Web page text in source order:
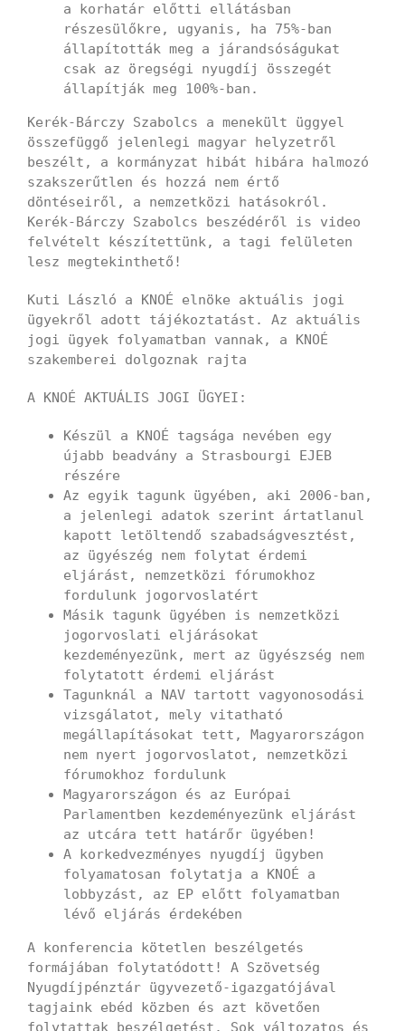
a korhatár előtti ellátásban
részesülőkre, ugyanis, ha 75%-ban
állapították meg a járandsóságukat
csak az öregségi nyugdíj összegét
állapítják meg 100%-ban.
Kerék-Bárczy Szabolcs a menekült üggyel
összefüggő jelenlegi magyar helyzetről
beszélt, a kormányzat hibát hibára halmozó
szakszerűtlen és hozzá nem értő
döntéseiről, a nemzetközi hatásokról.
Kerék-Bárczy Szabolcs beszédéről is video
felvételt készítettünk, a tagi felületen
lesz megtekinthető!
Kuti László a KNOÉ elnöke aktuális jogi
ügyekről adott tájékoztatást. Az aktuális
jogi ügyek folyamatban vannak, a KNOÉ
szakemberei dolgoznak rajta
A KNOÉ AKTUÁLIS JOGI ÜGYEI:
Készül a KNOÉ tagsága nevében egy
újabb beadvány a Strasbourgi EJEB
részére
Az egyik tagunk ügyében, aki 2006-ban,
a jelenlegi adatok szerint ártatlanul
kapott letöltendő szabadságvesztést,
az ügyészég nem folytat érdemi
eljárást, nemzetközi fórumokhoz
fordulunk jogorvoslatért
Másik tagunk ügyében is nemzetközi
jogorvoslati eljárásokat
kezdeményezünk, mert az ügyészség nem
folytatott érdemi eljárást
Tagunknál a NAV tartott vagyonosodási
vizsgálatot, mely vitatható
megállapításokat tett, Magyarországon
nem nyert jogorvoslatot, nemzetközi
fórumokhoz fordulunk
Magyarországon és az Európai
Parlamentben kezdeményezünk eljárást
az utcára tett határőr ügyében!
A korkedvezményes nyugdíj ügyben
folyamatosan folytatja a KNOÉ a
lobbyzást, az EP előtt folyamatban
lévő eljárás érdekében
A konferencia kötetlen beszélgetés
formájában folytatódott! A Szövetség
Nyugdíjpénztár ügyvezető-igazgatójával
tagjaink ebéd közben és azt követően
folytattak beszélgetést. Sok változatos és